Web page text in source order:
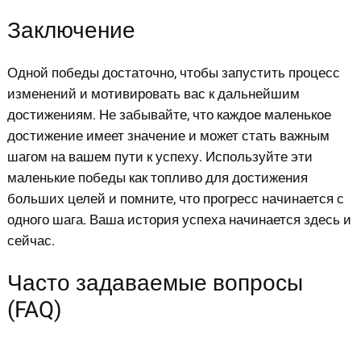
Заключение
Одной победы достаточно, чтобы запустить процесс
изменений и мотивировать вас к дальнейшим
достижениям. Не забывайте, что каждое маленькое
достижение имеет значение и может стать важным
шагом на вашем пути к успеху. Используйте эти
маленькие победы как топливо для достижения
больших целей и помните, что прогресс начинается с
одного шага. Ваша история успеха начинается здесь и
сейчас.
Часто задаваемые вопросы
(FAQ)